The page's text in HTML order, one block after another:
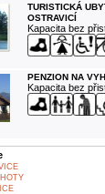
TURISTICKÁ
OSTRAVICÍ
Kapacita bez
PENZION NA
Kapacita bez